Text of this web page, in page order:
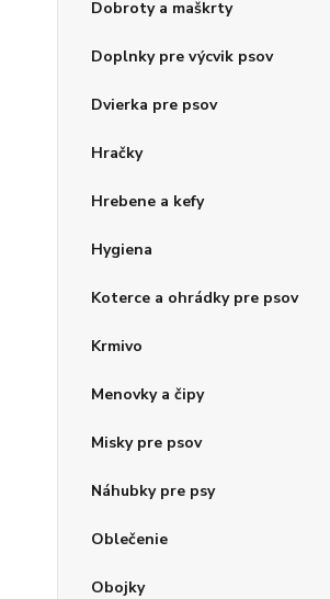
Dobroty a maškrty
Doplnky pre výcvik psov
Dvierka pre psov
Hračky
Hrebene a kefy
Hygiena
Koterce a ohrádky pre psov
Krmivo
Menovky a čipy
Misky pre psov
Náhubky pre psy
Oblečenie
Obojky